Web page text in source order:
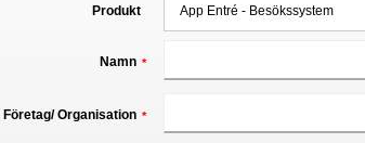
Produkt
Namn *
Företag/ Organisation *